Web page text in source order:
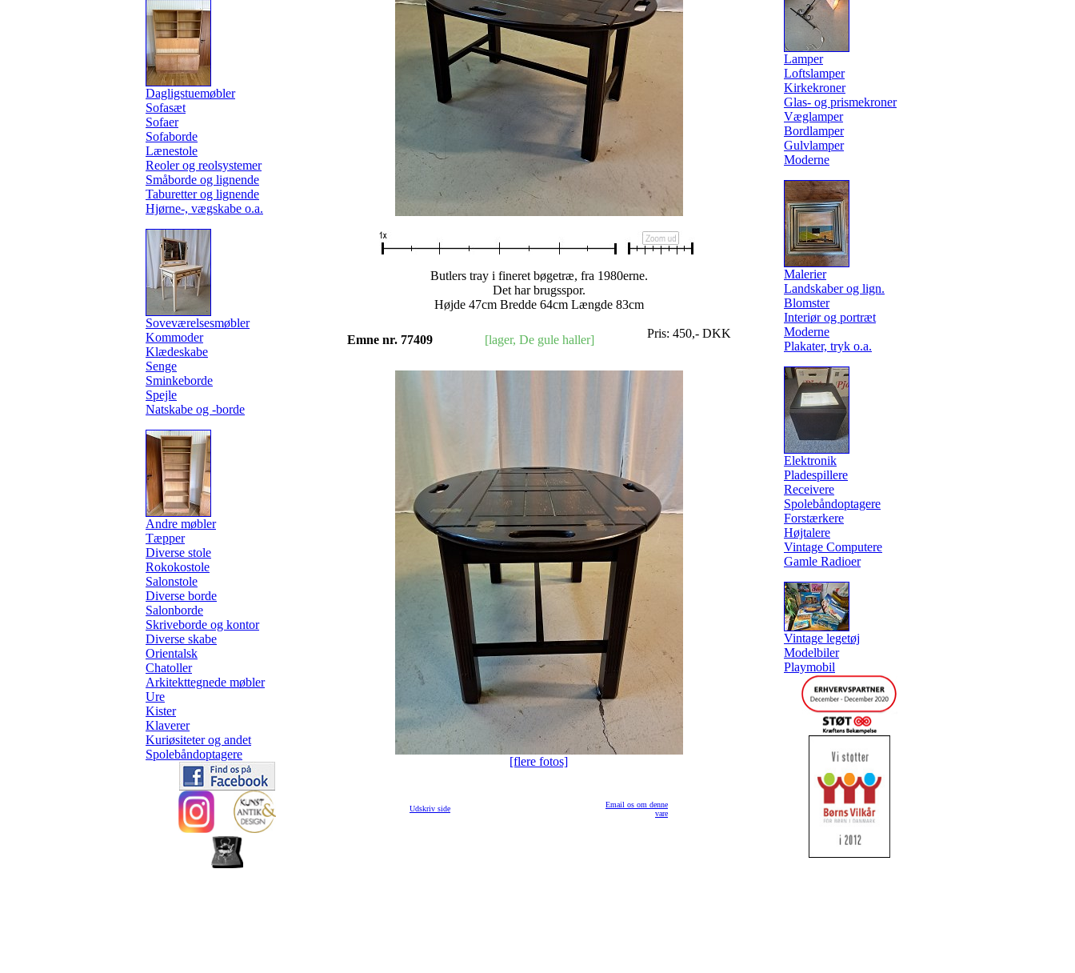
Dagligstuemøbler
Sofasæt
Sofaer
Sofaborde
Lænestole
Reoler og reolsystemer
Småborde og lignende
Taburetter og lignende
Hjørne-, vægskabe o.a.
Soveværelsesmøbler
Kommoder
Klædeskabe
Senge
Sminkeborde
Spejle
Natskabe og -borde
Andre møbler
Tæpper
Diverse stole
Rokokostole
Salonstole
Diverse borde
Salonborde
Skriveborde og kontor
Diverse skabe
Orientalsk
Chatoller
Arkitekttegnede møbler
Ure
Kister
Klaverer
Kuriøsiteter og andet
Spolebåndoptagere
Butlers tray i fineret bøgetræ, fra 1980erne.
Det har brugsspor.
Højde 47cm Bredde 64cm Længde 83cm
Emne nr. 77409 [lager, De gule haller] Pris: 450,- DKK
[flere fotos]
Udskriv side
Email os om denne
vare
Lamper
Loftslamper
Kirkekroner
Glas- og prismekroner
Væglamper
Bordlamper
Gulvlamper
Moderne
Malerier
Landskaber og lign.
Blomster
Interiør og portræt
Moderne
Plakater, tryk o.a.
Elektronik
Pladespillere
Receivere
Spolebåndoptagere
Forstærkere
Højtalere
Vintage Computere
Gamle Radioer
Vintage legetøj
Modelbiler
Playmobil